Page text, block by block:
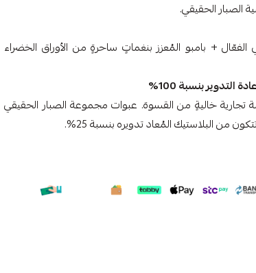
+ بامبو المُعزز بنغماتٍ ساحرةٍ من الأوراق الخضراء
بنسبة 100%
تجارية خاليةٍ من القسوة. عبوات مجموعة الصبار الحقيقي